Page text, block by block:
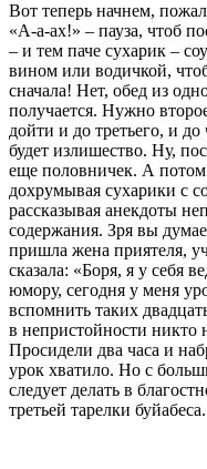
Вот теперь начнем,
«А-а-ах!» – пауза, чтоб
– и тем паче сухарик –
вином или водичкой,
сначала! Нет, обед из
получается. Нужно
дойти и до третьего, и
будет излишество. Ну,
еще половничек. А потом
дохрумывая сухарики с
рассказывая анекдоты
содержания. Зря вы
пришла жена приятеля,
сказала: «Боря, я у себя
юмору, сегодня у меня
вспомнить таких
в непристойности никто
Просидели два часа и
урок хватило. Но с
следует делать в
третьей тарелки